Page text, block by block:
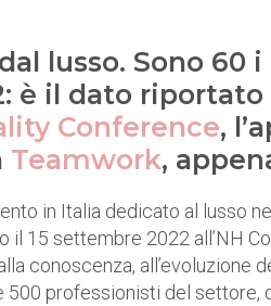
lusso. Sono
è il dato riportato
Conference,
Teamwork,
in Italia dedicato al lusso
il 15 settembre 2022 all’NH
conoscenza,
500 professionisti del settore,